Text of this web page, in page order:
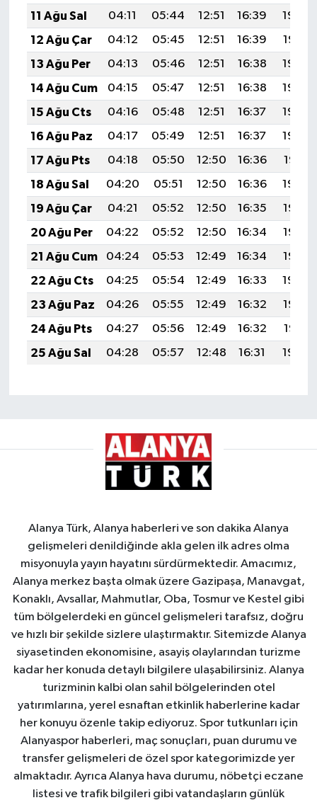
11 Ağu Sal
04:11 05:44 12:51 16:39
19:49
12 Ağu Çar
04:12 05:45 12:51 16:39
19:47
13 Ağu Per
04:13 05:46 12:51 16:38
19:46
14 Ağu Cum
04:15 05:47 12:51 16:38
19:45
15 Ağu Cts
04:16 05:48 12:51 16:37
19:44
16 Ağu Paz
04:17 05:49 12:51 16:37
19:42
17 Ağu Pts
04:18 05:50 12:50 16:36
19:41
18 Ağu Sal
04:20 05:51 12:50 16:36
19:40
19 Ağu Çar
04:21 05:52 12:50 16:35
19:38
20 Ağu Per
04:22 05:52 12:50 16:34
19:37
21 Ağu Cum
04:24 05:53 12:49 16:34
19:36
22 Ağu Cts
04:25 05:54 12:49 16:33
19:34
23 Ağu Paz
04:26 05:55 12:49 16:32
19:33
24 Ağu Pts
04:27 05:56 12:49 16:32
19:31
25 Ağu Sal
04:28 05:57 12:48 16:31 19:30
Alanya Türk, Alanya haberleri ve son dakika Alanya
gelişmeleri denildiğinde akla gelen ilk adres olma
misyonuyla yayın hayatını sürdürmektedir. Amacımız,
Alanya merkez başta olmak üzere Gazipaşa, Manavgat,
Konaklı, Avsallar, Mahmutlar, Oba, Tosmur ve Kestel gibi
tüm bölgelerdeki en güncel gelişmeleri tarafsız, doğru
ve hızlı bir şekilde sizlere ulaştırmaktır. Sitemizde Alanya
siyasetinden ekonomisine, asayiş olaylarından turizme
kadar her konuda detaylı bilgilere ulaşabilirsiniz. Alanya
turizminin kalbi olan sahil bölgelerinden otel
yatırımlarına, yerel esnaftan etkinlik haberlerine kadar
her konuyu özenle takip ediyoruz. Spor tutkunları için
Alanyaspor haberleri, maç sonuçları, puan durumu ve
transfer gelişmeleri de özel spor kategorimizde yer
almaktadır. Ayrıca Alanya hava durumu, nöbetçi eczane
listesi ve trafik bilgileri gibi vatandaşların günlük